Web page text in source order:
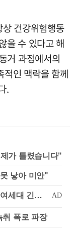
건강위험행동
을 수 있다고 해
거 과정에서의
적인 맥락을 함께
.
가 틀렸습니다"
낳아 미안"
폭로 파장